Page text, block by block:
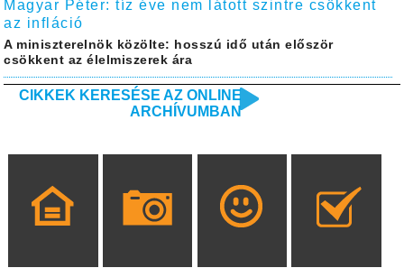
Magyar Péter: tíz éve nem látott szintre csökkent
az infláció
A miniszterelnök közölte: hosszú idő után először
csökkent az élelmiszerek ára
CIKKEK KERESÉSE AZ ONLINE
ARCHÍVUMBAN